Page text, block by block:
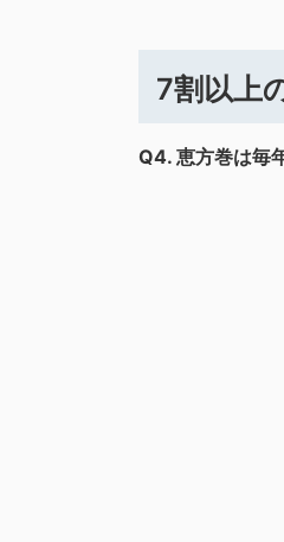
7割以上
Q4. 恵方巻は毎